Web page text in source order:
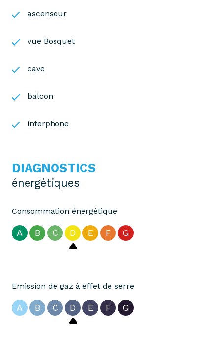
ascenseur
vue Bosquet
cave
balcon
interphone
DIAGNOSTICS
énergétiques
Consommation énergétique
A B C D E F G
Emission de gaz à effet de serre
A B C D E F G